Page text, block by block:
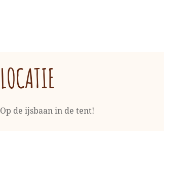
LOCATIE
Op de ijsbaan in de tent!